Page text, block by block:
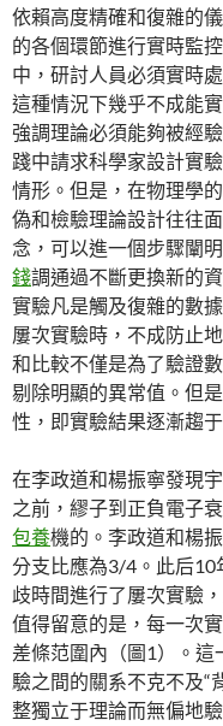
依賴高度精確和復雜的
的各個環節進行實時監
中，研討人員必須實時
這種情況下幾乎不成能
強調理論必須能夠被經
踐中請求科學家設計實
情形。但是，在物理學
偽和檢驗理論設計往往
念，可以進一個步驟闡
錢調通過不斷更換新的
實驗凡是觸及復雜的數
屢次實驗時，不成防止
和比較不僅是為了驗證
剔除明顯的異常值。但
性，即實驗結果逐漸趨
在李政道和楊振寧發現
之前，繆子到正負電子
包養機的。李政道和楊
分支比應為3/4。此后10
歧時間進行了屢次實驗
值得留意的是，每一次
差條范圍內（圖1）。
驗之間的關系不克不及“
整獨立于理論而無偏地